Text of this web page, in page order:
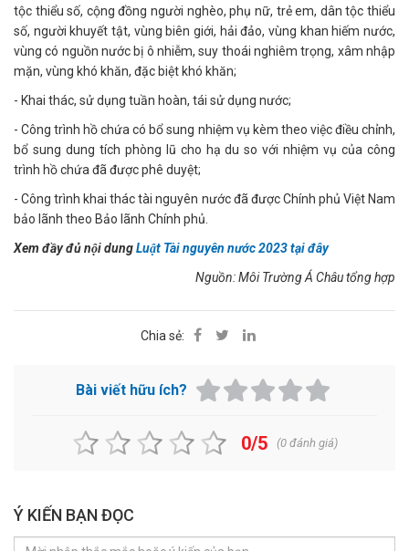
tộc thiểu số, cộng đồng người nghèo, phụ nữ, trẻ em, dân tộc thiểu
số, người khuyết tật, vùng biên giới, hải đảo, vùng khan hiếm nước,
vùng có nguồn nước bị ô nhiễm, suy thoái nghiêm trọng, xâm nhập
mặn, vùng khó khăn, đặc biệt khó khăn;
- Khai thác, sử dụng tuần hoàn, tái sử dụng nước;
- Công trình hồ chứa có bổ sung nhiệm vụ kèm theo việc điều chỉnh,
bổ sung dung tích phòng lũ cho hạ du so với nhiệm vụ của công
trình hồ chứa đã được phê duyệt;
- Công trình khai thác tài nguyên nước đã được Chính phủ Việt Nam
bảo lãnh theo Bảo lãnh Chính phủ.
Xem đầy đủ nội dungLuật Tài nguyên nước 2023 tại đây
Nguồn: Môi Trường Á Châu tổng hợp
Chia sẻ:
Bài viết hữu ích?
0/5 (0đánh giá)
Ý KIẾN BẠN ĐỌC